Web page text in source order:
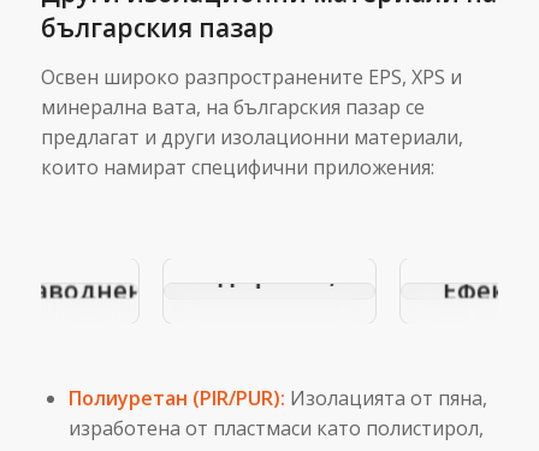
българския пазар
Освен широко разпространените EPS, XPS и
минерална вата, на българския пазар се
предлагат и други изолационни материали,
които намират специфични приложения:
Субсидии и
за
Наводнения:
на
Проекти
Купувате
имот?
ПРЕДИ да
Полиуретан (PIR/PUR): Изолацията от пяна,
изработена от пластмаси като полистирол,